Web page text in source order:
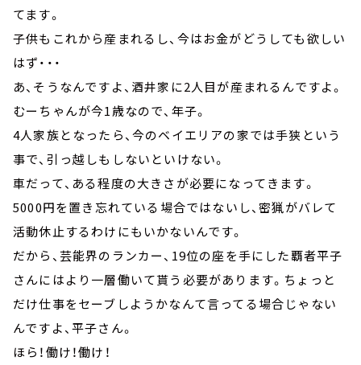
てます。
子供もこれから産まれるし、今はお金がどうしても欲しい
はず・・・
あ、そうなんですよ、酒井家に2人目が産まれるんですよ。
むーちゃんが今1歳なので、年子。
4人家族となったら、今のベイエリアの家では手狭という
事で、引っ越しもしないといけない。
車だって、ある程度の大きさが必要になってきます。
5000円を置き忘れている場合ではないし、密猟がバレて
活動休止するわけにもいかないんです。
だから、芸能界のランカー、19位の座を手にした覇者平子
さんにはより一層働いて貰う必要があります。ちょっと
だけ仕事をセーブしようかなんて言ってる場合じゃない
んですよ、平子さん。
ほら！働け！働け！